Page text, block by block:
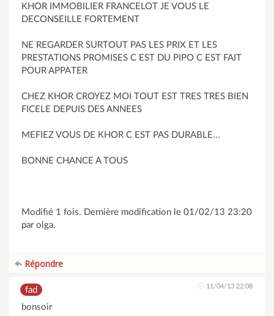
KHOR IMMOBILIER FRANCELOT JE VOUS LE
DECONSEILLE FORTEMENT
NE REGARDER SURTOUT PAS LES PRIX ET LES
PRESTATIONS PROMISES C EST DU PIPO C EST FAIT
POUR APPATER
CHEZ KHOR CROYEZ MOI TOUT EST TRES TRES BIEN
FICELE DEPUIS DES ANNEES
MEFIEZ VOUS DE KHOR C EST PAS DURABLE...
BONNE CHANCE A TOUS
Modifié 1 fois. Dernière modification le 01/02/13 23:20
par olga.
Répondre
fad 11/04/13 22:08
bonsoir